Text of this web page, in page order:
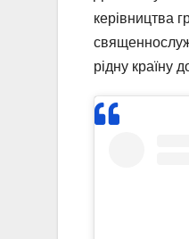
керівництва
рідну країну